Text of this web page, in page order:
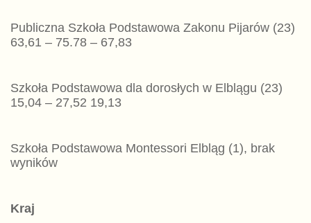
Publiczna Szkoła Podstawowa Zakonu Pijarów (23)
63,61 – 75.78 – 67,83
Szkoła Podstawowa dla dorosłych w Elblągu (23)
15,04 – 27,52 19,13
Szkoła Podstawowa Montessori Elbląg (1), brak
wyników
Kraj